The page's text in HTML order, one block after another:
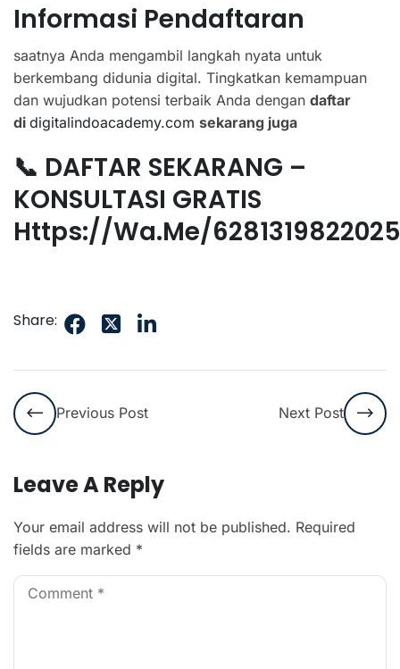
Informasi Pendaftaran
saatnya Anda mengambil langkah nyata untuk
berkembang didunia digital. Tingkatkan kemampuan
dan wujudkan potensi terbaik Anda dengan daftar
di digitalindoacademy.com sekarang juga
📞 DAFTAR SEKARANG –
KONSULTASI GRATIS
Https://wa.me/6281319822025
Share:
Previous Post Next Post
Leave A Reply
Your email address will not be published. Required
fields are marked *